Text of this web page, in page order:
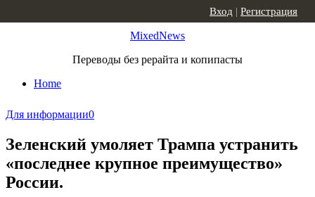
MixedNews
Переводы без рерайта и копипасты
Home
Вход | Регистрация
Для информации0
Зеленский умоляет Трампа устранить
«последнее крупное преимущество»
России.